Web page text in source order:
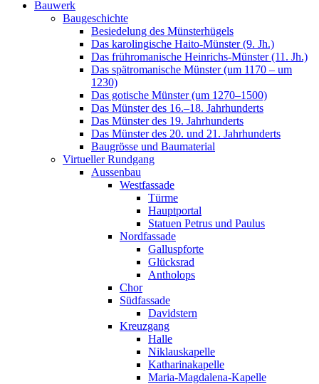
Bauwerk
Baugeschichte
Besiedelung des Münsterhügels
Das karolingische Haito-Münster (9. Jh.)
Das frühromanische Heinrichs-Münster (11. Jh.)
Das spätromanische Münster (um 1170 – um
1230)
Das gotische Münster (um 1270–1500)
Das Münster des 16.–18. Jahrhunderts
Das Münster des 19. Jahrhunderts
Das Münster des 20. und 21. Jahrhunderts
Baugrösse und Baumaterial
Virtueller Rundgang
Aussenbau
Westfassade
Türme
Hauptportal
Statuen Petrus und Paulus
Nordfassade
Galluspforte
Glücksrad
Antholops
Chor
Südfassade
Davidstern
Kreuzgang
Halle
Niklauskapelle
Katharinakapelle
Maria-Magdalena-Kapelle